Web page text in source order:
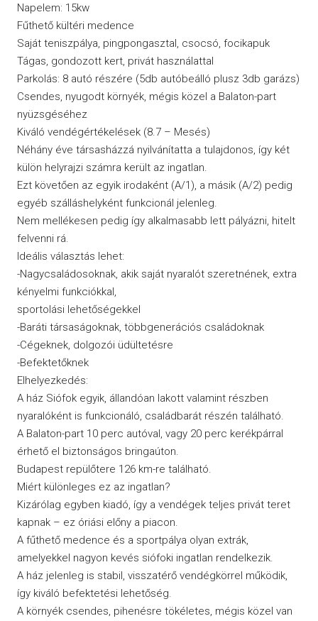
Napelem: 15kw
Fűthető kültéri medence
Saját teniszpálya, pingpongasztal, csocsó, focikapuk
Tágas, gondozott kert, privát használattal
Parkolás: 8 autó részére (5db autóbeálló plusz 3db garázs)
Csendes, nyugodt környék, mégis közel a Balaton-part
nyüzsgéséhez
Kiváló vendégértékelések (8.7 – Mesés)
Néhány éve társasházzá nyilvánítatta a tulajdonos, így két
külön helyrajzi számra került az ingatlan.
Ezt követően az egyik irodaként (A/1), a másik (A/2) pedig
egyéb szálláshelyként funkcionál jelenleg.
Nem mellékesen pedig így alkalmasabb lett pályázni, hitelt
felvenni rá.
Ideális választás lehet:
-Nagycsaládosoknak, akik saját nyaralót szeretnének, extra
kényelmi funkciókkal,
sportolási lehetőségekkel
-Baráti társaságoknak, többgenerációs családoknak
-Cégeknek, dolgozói üdültetésre
-Befektetőknek
Elhelyezkedés:
A ház Siófok egyik, állandóan lakott valamint részben
nyaralóként is funkcionáló, családbarát részén található.
A Balaton-part 10 perc autóval, vagy 20 perc kerékpárral
érhető el biztonságos bringaúton.
Budapest repülőtere 126 km-re található.
Miért különleges ez az ingatlan?
Kizárólag egyben kiadó, így a vendégek teljes privát teret
kapnak – ez óriási előny a piacon.
A fűthető medence és a sportpálya olyan extrák,
amelyekkel nagyon kevés siófoki ingatlan rendelkezik.
A ház jelenleg is stabil, visszatérő vendégkörrel működik,
így kiváló befektetési lehetőség.
A környék csendes, pihenésre tökéletes, mégis közel van